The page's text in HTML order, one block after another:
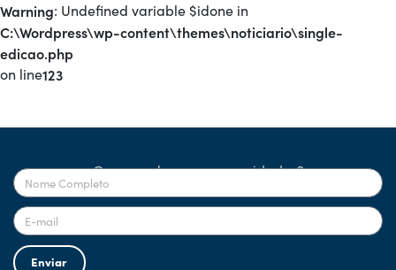
Warning: Undefined variable $idone in
C:\Wordpress\wp-content\themes\noticiario\single-
edicao.php
on line123
Quer receber nossas novidades?
Enviar